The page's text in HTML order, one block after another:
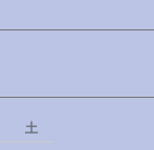
土